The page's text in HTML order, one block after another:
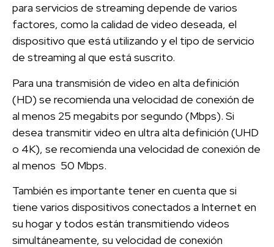
para servicios de streaming depende de varios
factores, como la calidad de video deseada, el
dispositivo que está utilizando y el tipo de servicio
de streaming al que está suscrito.
Para una transmisión de video en alta definición
(HD) se recomienda una velocidad de conexión de
al menos 25 megabits por segundo (Mbps). Si
desea transmitir video en ultra alta definición (UHD
o 4K), se recomienda una velocidad de conexión de
al menos 50 Mbps.
También es importante tener en cuenta que si
tiene varios dispositivos conectados a Internet en
su hogar y todos están transmitiendo videos
simultáneamente, su velocidad de conexión